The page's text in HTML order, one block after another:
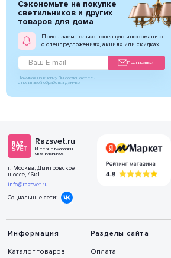
Сэкономьте на покупке
светильников и других
товаров для дома
Присылаем только полезную информацию
о спецпредложениях, акциях или скидках
Подписаться
Нажимая на кнопку Вы соглашаетесь
с политикой обработки данных
Razsvet.ru
Интернет-магазин
светильников
г. Москва, Дмитровское
шоссе, 46к1
info@razsvet.ru
Социальные сети:
Информация
Каталог товаров
Разделы сайта
Оплата